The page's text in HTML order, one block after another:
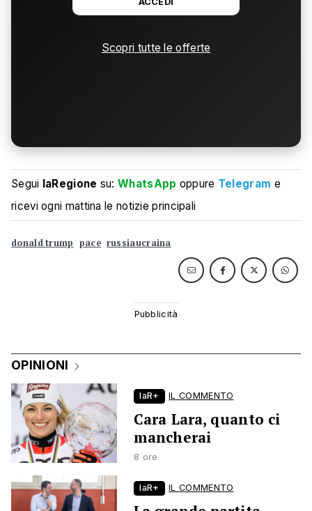
Scopri tutte le offerte
Segui laRegione su:WhatsApp oppure Telegram e
ricevi ogni mattina le notizie principali
donald trump pace russiaucraina
OPINIONI
laR+ IL COMMENTO
Cara Lara, quanto ci
mancherai
8 ore
laR+ IL COMMENTO